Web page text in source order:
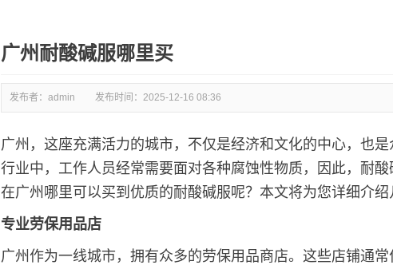
广州耐酸碱服哪里买
发布者：admin 发布时间： 2025-12-16 08:36
广州，这座充满活力的城市，不仅是经济和文化的中心，也
行业中，工作人员经常需要面对各种腐蚀性物质，因此，耐
在广州哪里可以买到优质的耐酸碱服呢？本文将为您详细介绍
专业劳保用品店
广州作为一线城市，拥有众多的劳保用品商店。这些店铺通